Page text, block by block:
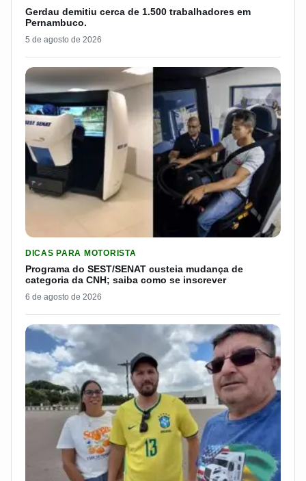
Gerdau demitiu cerca de 1.500 trabalhadores em
Pernambuco.
5 de agosto de 2026
DICAS PARA MOTORISTA
Programa do SEST/SENAT custeia mudança de
categoria da CNH; saiba como se inscrever
6 de agosto de 2026